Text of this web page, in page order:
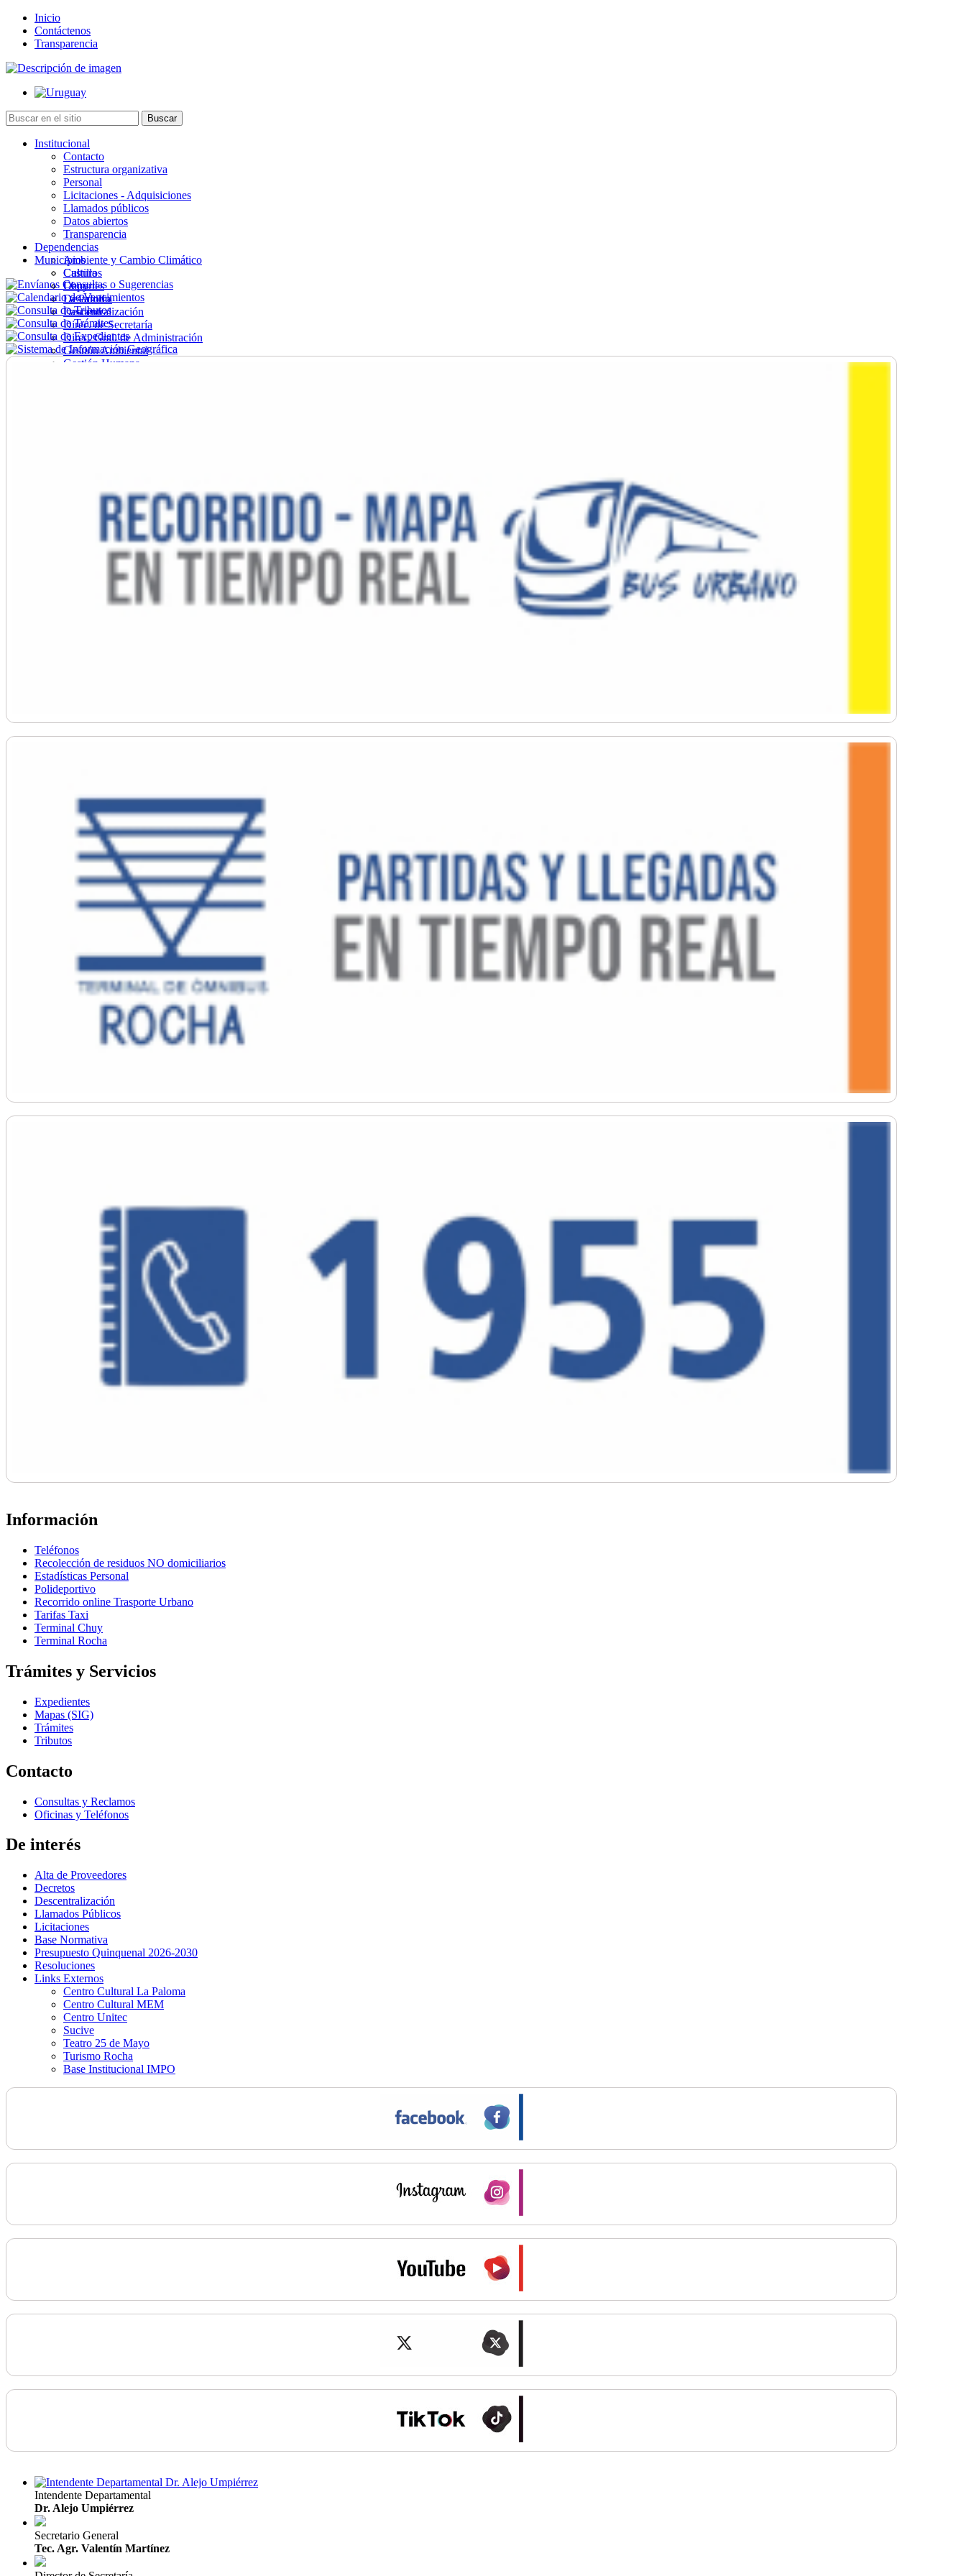
Inicio
Contáctenos
Transparencia
Institucional
Contacto
Estructura organizativa
Personal
Licitaciones - Adquisiciones
Llamados públicos
Datos abiertos
Transparencia
Dependencias
Ambiente y Cambio Climático
Cultura
Deportes
Desarrollo
Descentralización
Direc. de Secretaría
Direc. Gral. de Administración
Gestión Ambiental
Gestión Humana
Municipios
Castillos
Chuy
La Paloma
Lascano
Información
Teléfonos
Recolección de residuos NO domiciliarios
Estadísticas Personal
Polideportivo
Recorrido online Trasporte Urbano
Tarifas Taxi
Terminal Chuy
Terminal Rocha
Trámites y Servicios
Expedientes
Mapas (SIG)
Trámites
Tributos
Contacto
Consultas y Reclamos
Oficinas y Teléfonos
De interés
Alta de Proveedores
Decretos
Descentralización
Llamados Públicos
Licitaciones
Base Normativa
Presupuesto Quinquenal 2026-2030
Resoluciones
Links Externos
Centro Cultural La Paloma
Centro Cultural MEM
Centro Unitec
Sucive
Teatro 25 de Mayo
Turismo Rocha
Base Institucional IMPO
Intendente Departamental
Dr. Alejo Umpiérrez
Secretario General
Tec. Agr. Valentín Martínez